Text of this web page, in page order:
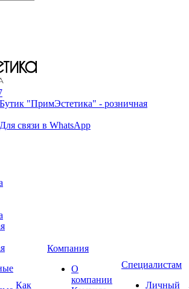
Бутик "ПримЭстетика" - розничная
Для связи в WhatsApp
Как
Компания
О
компании
Специалистам
Личный